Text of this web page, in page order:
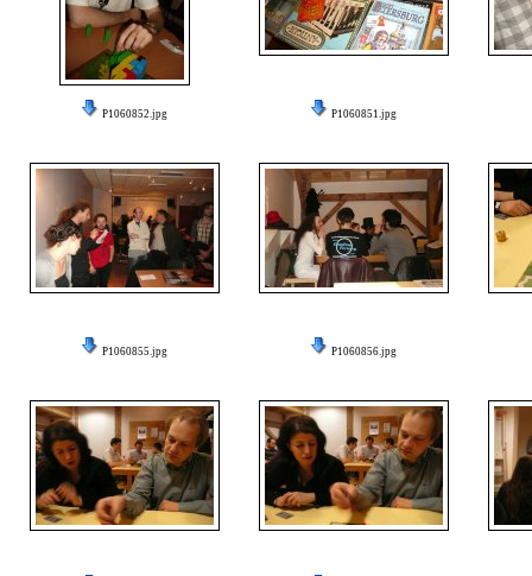
P1060852.jpg P1060851.jpg
P1060855.jpg P1060856.jpg